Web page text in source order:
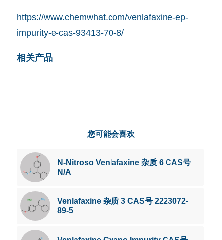
https://www.chemwhat.com/venlafaxine-ep-
impurity-e-cas-93413-70-8/
相关产品
您可能会喜欢
N-Nitroso Venlafaxine 杂质 6 CAS号
N/A
Venlafaxine 杂质 3 CAS号 2223072-
89-5